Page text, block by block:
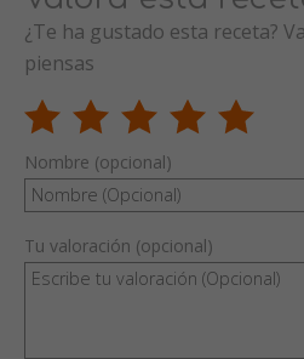
¿Te ha gustado esta receta?
piensas
Nombre (opcional)
Tu valoración (opcional)